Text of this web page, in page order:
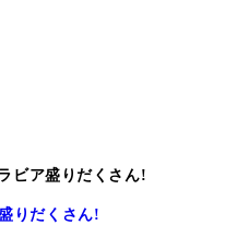
ビア盛りだくさん!
りだくさん!